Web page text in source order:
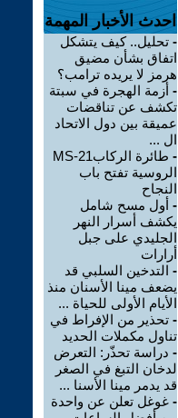
احدث الأخبار المهمة
- تحليل.. كيف يتشكل
اتفاق بشأن مضيق
هرمز لا يريده ترامب؟
- أزمة الهجرة في سبتة
تكشف عن تناقضات
عميقة بين دول الاتحاد
ال ...
-
طائرة الركابMS-21
الروسية تفتح باب
النجاح
- أول مسح شامل
يكشف أسرار النهر
الجليدي على جبل
أرارات
- التدخين السلبي قد
يضعف مينا الأسنان منذ
الأيام الأولى للحياة ...
- تحذير من الإفراط في
تناول مكملات الحديد
- دراسة تحذّر: التعرض
لدخان التبغ في الصغر
قد يدمر مينا الأسنا ...
- غوغل تعلن عن واحدة